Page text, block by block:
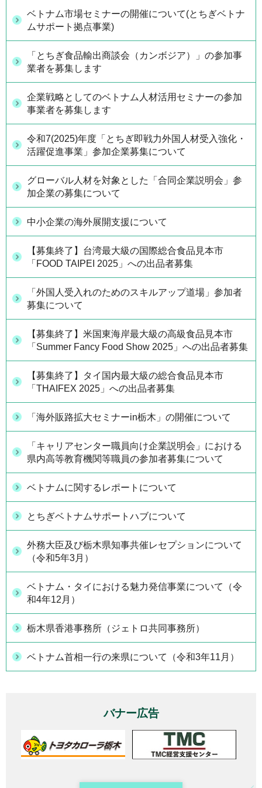
ベトナム市場セミナーの開催について(とちぎベトナ
ムサポート拠点事業)
「とちぎ食品輸出商談会（カンボジア）」の参加事
業者を募集します
企業戦略としてのベトナム人材活用セミナーの参加
事業者を募集します
令和7(2025)年度「とちぎ即戦力外国人材受入強化・
活躍促進事業」参加企業募集について
グローバル人材を対象とした「合同企業説明会」参
加企業の募集について
中小企業の海外展開支援について
【募集終了】台湾最大級の国際総合食品見本市
「FOOD TAIPEI 2025」への出品者募集
「外国人受入れのためのスキルアップ道場」参加者
募集について
【募集終了】米国東海岸最大級の高級食品見本市
「Summer Fancy Food Show 2025」への出品者募集
【募集終了】タイ国内最大級の総合食品見本市
「THAIFEX 2025」への出品者募集
「海外販路拡大セミナーin栃木」の開催について
「キャリアセンター職員向け企業説明会」における
県内高等教育機関等職員の参加者募集について
ベトナムに関するレポートについて
とちぎベトナムサポートハブについて
外務大臣及び栃木県知事共催レセプションについて
（令和5年3月）
ベトナム・タイにおける魅力発信事業について（令
和4年12月）
栃木県香港事務所（ジェトロ共同事務所）
ベトナム首相一行の来県について（令和3年11月）
バナー広告